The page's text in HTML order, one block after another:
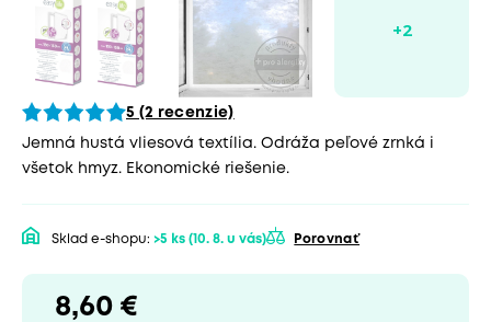
5 (2 recenzie)
Jemná hustá vliesová textília. Odráža peľové zrnká i
všetok hmyz. Ekonomické riešenie.
Sklad e-shopu: >5 ks (10. 8. u vás) Porovnať
8,60 €